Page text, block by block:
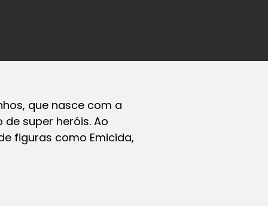
que nasce com a
super heróis. Ao
figuras como Emicida,